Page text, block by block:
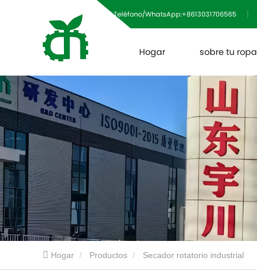
Teléfono/WhatsApp:+8613031706565
Hogar sobre tu ropa
Hogar Productos Secador rotatorio industrial